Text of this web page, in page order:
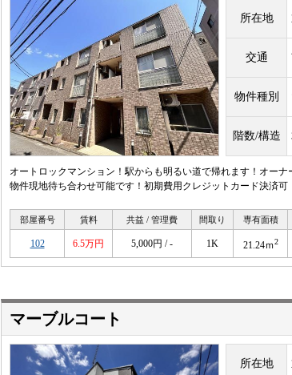
所在地
交通
物件種別
階数/構造
オートロックマンション！駅からも明るい道で帰れます！オー
物件現地待ち合わせ可能です！初期費用クレジットカード決済可
部屋番号 賃料 共益 / 管理費 間取り 専有面積
102 6.5万円 5,000円 / - 1K 21.24ｍ2
マーブルコート
所在地